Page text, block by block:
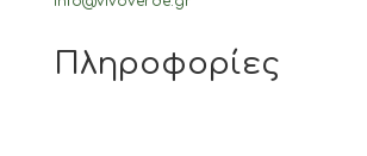
Πληροφορίες